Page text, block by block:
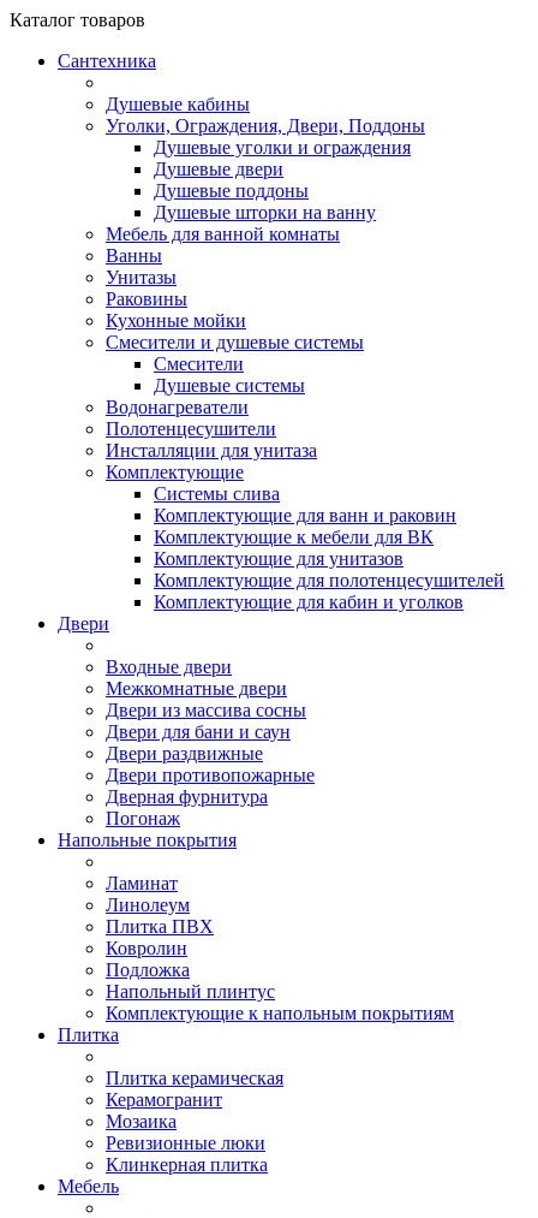
Каталог товаров
Сантехника
Душевые кабины
Уголки, Ограждения, Двери, Поддоны
Душевые уголки и ограждения
Душевые двери
Душевые поддоны
Душевые шторки на ванну
Мебель для ванной комнаты
Ванны
Унитазы
Раковины
Кухонные мойки
Смесители и душевые системы
Смесители
Душевые системы
Водонагреватели
Полотенцесушители
Инсталляции для унитаза
Комплектующие
Системы слива
Комплектующие для ванн и раковин
Комплектующие к мебели для ВК
Комплектующие для унитазов
Комплектующие для полотенцесушителей
Комплектующие для кабин и уголков
Двери
Входные двери
Межкомнатные двери
Двери из массива сосны
Двери для бани и саун
Двери раздвижные
Двери противопожарные
Дверная фурнитура
Погонаж
Напольные покрытия
Ламинат
Линолеум
Плитка ПВХ
Ковролин
Подложка
Напольный плинтус
Комплектующие к напольным покрытиям
Плитка
Плитка керамическая
Керамогранит
Мозаика
Ревизионные люки
Клинкерная плитка
Мебель